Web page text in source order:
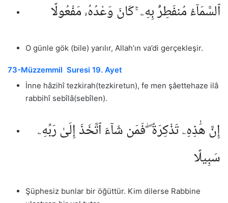
ٱلسَّمَآءُ مُنفَطِرٌۢ بِهِۦ ۚ كَانَ وَعْدُهُۥ مَفْعُولًا
O günle gök (bile) yarılır, Allah’ın va’di gerçekleşir.
73-Müzzemmil Suresi 19. Ayet
İnne hâzihî tezkirah(tezkiretun), fe men şâettehaze ilâ
rabbihî sebîlâ(sebîlen).
إِنَّ هَٰذِهِۦ تَذْكِرَةٌ ۖ فَمَن شَآءَ ٱتَّخَذَ إِلَىٰ رَبِّهِۦ
سَبِيلًا
Şüphesiz bunlar bir öğüttür. Kim dilerse Rabbine